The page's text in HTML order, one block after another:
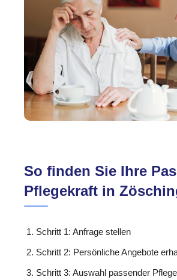
So finden Sie Ihre
Pflegekraft in
Schritt 1: Anfrage stellen
Schritt 2: Persönliche Angebote
Schritt 3: Auswahl passender